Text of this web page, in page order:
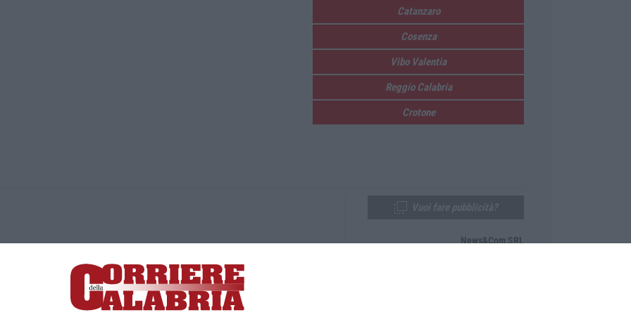
Catanzaro
Cosenza
Vibo Valentia
Reggio Calabria
Crotone
Lamezia Terme (CZ)
responsabile Paola Militano |Privacy
News&Com SRL